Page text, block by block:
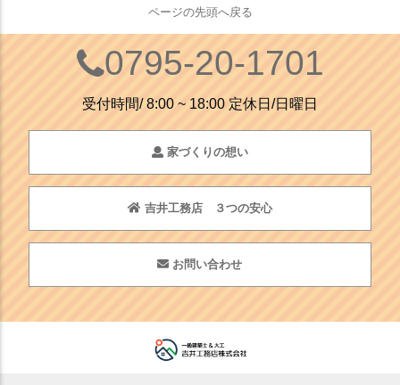
ページの先頭へ戻る
0795-20-1701
受付時間/ 8:00 ~ 18:00 定休日/日曜日
家づくりの想い
吉井工務店 ３つの安心
お問い合わせ